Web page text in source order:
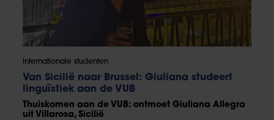
Internationale studenten
Van Sicilië naar Brussel: Giuliana studeert
linguïstiek aan de VUB
Thuiskomen aan de VUB: ontmoet Giuliana Allegra
uit Villarosa, Sicilië